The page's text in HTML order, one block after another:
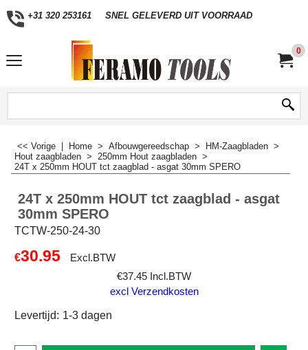
+31 320 253161 SNEL GELEVERD UIT VOORRAAD
0
<< Vorige Home > Afbouwgereedschap > HM-Zaagbladen >
Hout zaagbladen > 250mm Hout zaagbladen >
24T x 250mm HOUT tct zaagblad - asgat 30mm SPERO
24T x 250mm HOUT tct zaagblad - asgat
30mm SPERO
TCTW-250-24-30
€30.95
Excl.BTW
€37.45 Incl.BTW
excl Verzendkosten
Levertijd: 1-3 dagen